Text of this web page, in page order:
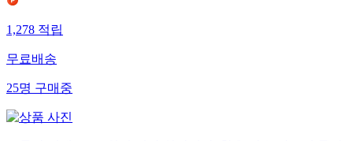
1,278적립
무료배송
25명구매중